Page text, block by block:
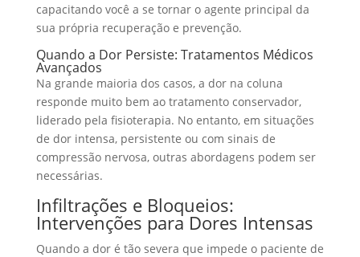
capacitando você a se tornar o agente principal da
sua própria recuperação e prevenção.
Quando a Dor Persiste: Tratamentos Médicos
Avançados
Na grande maioria dos casos, a dor na coluna
responde muito bem ao tratamento conservador,
liderado pela fisioterapia. No entanto, em situações
de dor intensa, persistente ou com sinais de
compressão nervosa, outras abordagens podem ser
necessárias.
Infiltrações e Bloqueios:
Intervenções para Dores Intensas
Quando a dor é tão severa que impede o paciente de